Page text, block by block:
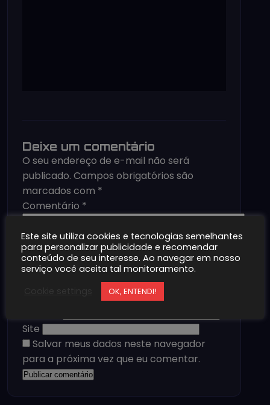
Deixe um comentário
O seu endereço de e-mail não será
publicado. Campos obrigatórios são
marcados com *
Comentário *
Site
Salvar meus dados neste navegador
para a próxima vez que eu comentar.
Este site utiliza cookies e tecnologias semelhantes
para personalizar publicidade e recomendar
conteúdo de seu interesse. Ao navegar em nosso
serviço você aceita tal monitoramento.
OK, ENTENDI!